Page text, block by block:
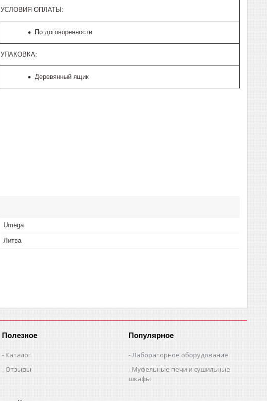
УСЛОВИЯ ОПЛАТЫ:
По договоренности
УПАКОВКА:
Деревянный ящик
Umega
Литва
Полезное
Каталог
Отзывы
Популярное
Лабораторное оборудование
Муфельные печи и сушильные
шкафы